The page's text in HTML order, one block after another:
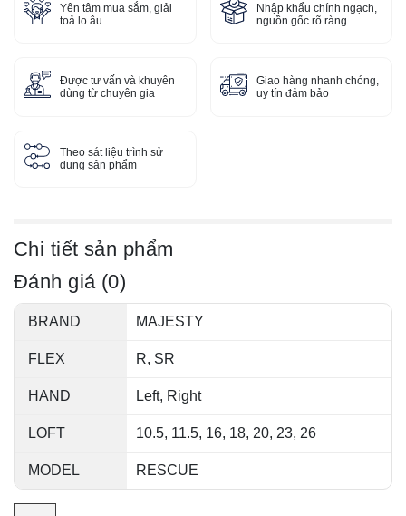
Yên tâm mua sắm, giải
toả lo âu
Nhập khẩu chính ngạch,
nguồn gốc rõ ràng
Được tư vấn và khuyên
dùng từ chuyên gia
Giao hàng nhanh chóng,
uy tín đảm bảo
Theo sát liệu trình sử
dụng sản phẩm
Chi tiết sản phẩm
Đánh giá (0)
BRAND MAJESTY
FLEX R, SR
HAND Left, Right
LOFT 10.5, 11.5, 16, 18, 20, 23, 26
MODEL RESCUE